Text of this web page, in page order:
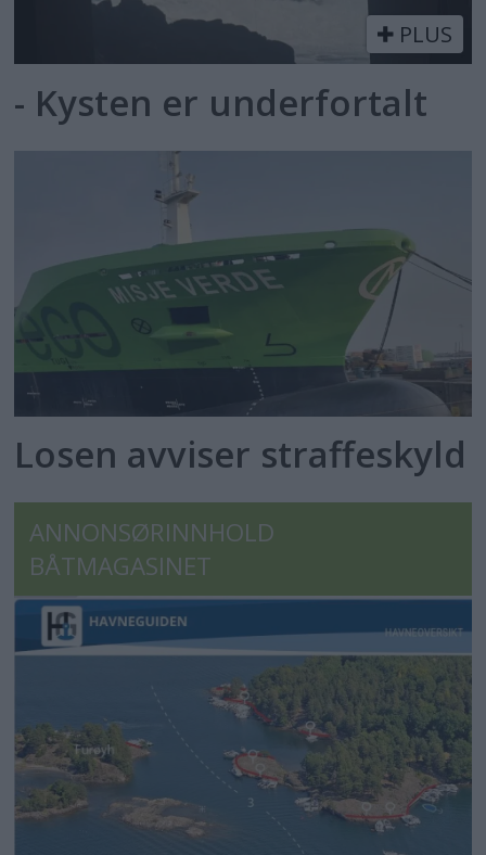
PLUS
- Kysten er underfortalt
Losen avviser straffeskyld
ANNONSØRINNHOLD
BÅTMAGASINET